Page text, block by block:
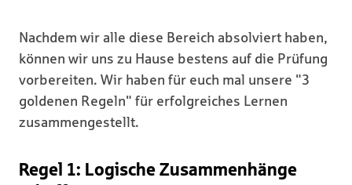
Nachdem wir alle diese Bereich absolviert haben,
können wir uns zu Hause bestens auf die Prüfung
vorbereiten. Wir haben für euch mal unsere "3
goldenen Regeln" für erfolgreiches Lernen
zusammengestellt.
Regel 1: Logische Zusammenhänge